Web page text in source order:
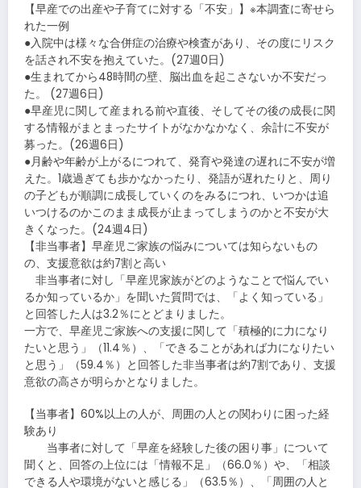
【早産での出産や子育てに対する「不安」】※本調査に寄せら
れた一例
●入院中は様々な合併症の治療や検査があり、その度にリスク
を話され不安を抱えていた。(27週0日)
●生まれてから48時間の壁、脳出血を起こさないか不安だっ
た。 (27週6日)
●早産児に関して産まれる前や直後、そしてその後の成長に関
する情報がまとまったサイトがなかなかなく、余計に不安が
募った。(26週6日)
●月齢や年齢が上がるにつれて、発育や発達の遅れに不安が増
えた。1歳過ぎても歩かなかったり、発語が遅れたりと、周り
の子どもが順調に成長していくのをみるにつれ、いつかは追
いつけるのかこのまま成長が止まってしまうのかと不安が大
きくなった。(24週4日)
【非当事者】早産児ご家族の悩みについては知らないもの
の、支援意欲は約7割と高い
非当事者に対し「早産児家族がどのようなことで悩んでい
るか知っているか」を聞いた質問では、「よく知っている」
と回答した人は3.2％にとどまりました。
一方で、早産児ご家族への支援に関して「積極的に力になり
たいと思う」（11.4％）、「できることがあれば力になりたい
と思う」（59.4％）と回答した非当事者は約7割であり、支援
意欲の高さが明らかとなりました。
【当事者】60%以上の人が、周囲の人との関わりに困った経
験あり
当事者に対して「早産を経験した後の困り事」について
聞くと、回答の上位には「情報不足」（66.0％）や、「相談
できる人や環境がないと感じる」（63.5％）、「周囲の人と